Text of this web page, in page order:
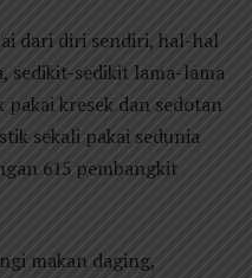
dari diri sendiri, hal-hal
sedikit-sedikit lama-lama
kresek dan sedotan
sekali pakai sedunia
615 pembangkit
makan daging,